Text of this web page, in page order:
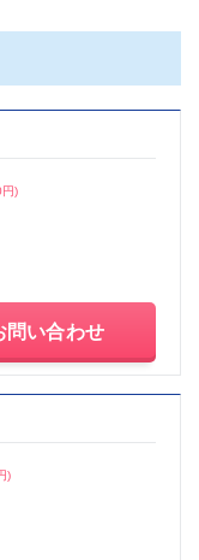
)
問い合わせ
)